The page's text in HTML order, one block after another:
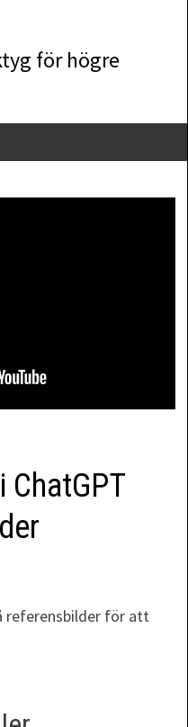
för högre
ChatGPT
referensbilder för att